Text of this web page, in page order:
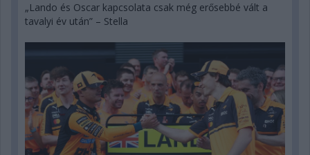
„Lando és Oscar kapcsolata csak még erősebbé vált a
tavalyi év után” – Stella